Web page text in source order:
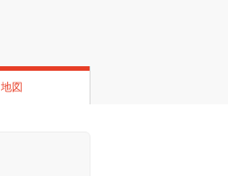
地図